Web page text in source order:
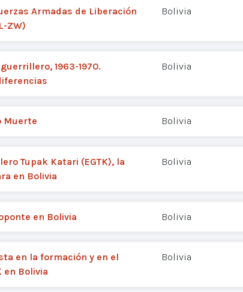
Armadas de Liberación
ZW)
Bolivia
1963-1970.
Bolivia
Muerte Bolivia
Tupak Katari (EGTK), la
en Bolivia
Bolivia
en Bolivia Bolivia
en la formación y en el
en Bolivia
Bolivia